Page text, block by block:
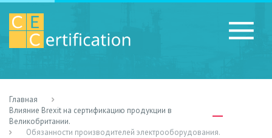
Главная
Влияние Brexit на сертификацию продукции в
Великобритании.
Обязанности производителей электрооборудования.